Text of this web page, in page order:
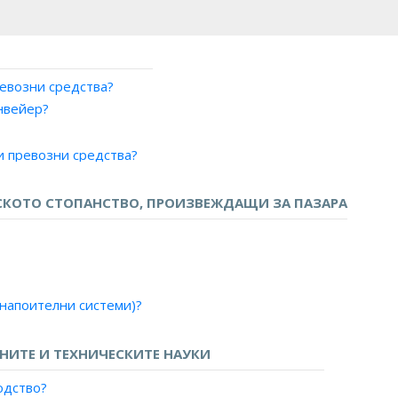
средства?
средства?
СТОПАНСТВО, ПРОИЗВЕЖДАЩИ ЗА ПАЗАРА
системи)?
цвекло?
И ТЕХНИЧЕСКИТЕ НАУКИ